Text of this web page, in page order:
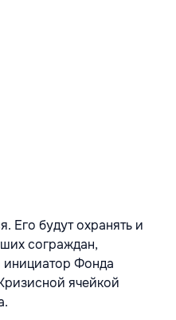
Его будут охранять и
сограждан,
Фонда
ячейкой